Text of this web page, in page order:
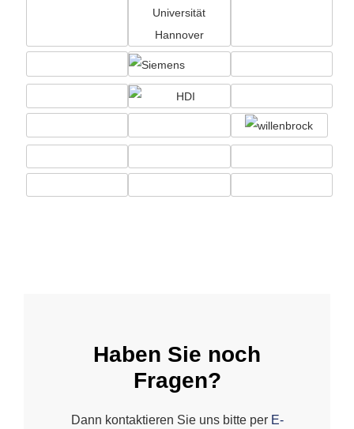
Haben Sie noch
Fragen?
Dann kontaktieren Sie uns bitte per E-